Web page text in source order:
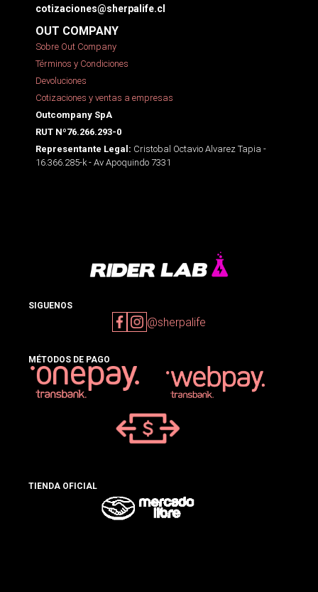
cotizaciones@sherpalife.cl
OUT COMPANY
Sobre Out Company
Términos y Condiciones
Devoluciones
Cotizaciones y ventas a empresas
Outcompany SpA
RUT Nº76.266.293-0
Representante Legal: Cristobal Octavio Alvarez Tapia -
16.366.285-k - Av Apoquindo 7331
SIGUENOS
@sherpalife
MÉTODOS DE PAGO
TIENDA OFICIAL